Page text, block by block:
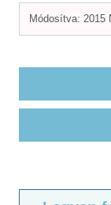
Módosítva: 2015